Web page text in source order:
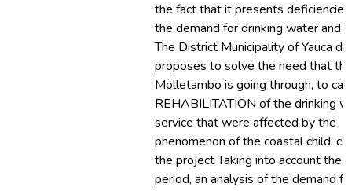
the fact that it presents
the demand for drinking water and
The District Municipality of Yauca
proposes to solve the need that
Molletambo is going through, to
REHABILITATION of the drinking
service that were affected by the
phenomenon of the coastal child,
the project Taking into account the
period, an analysis of the demand